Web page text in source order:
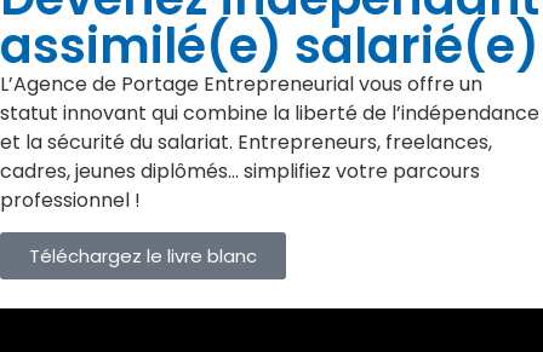
assimilé(e) salarié(e)
L’Agence de Portage Entrepreneurial vous offre un
statut innovant qui combine la liberté de l’indépendance
et la sécurité du salariat. Entrepreneurs, freelances,
cadres, jeunes diplômés… simplifiez votre parcours
professionnel !
Téléchargez le livre blanc